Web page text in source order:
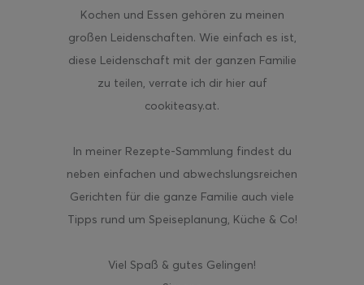
Kochen und Essen gehören zu meinen
großen Leidenschaften. Wie einfach es ist,
diese Leidenschaft mit der ganzen Familie
zu teilen, verrate ich dir hier auf
cookiteasy.at.
In meiner Rezepte-Sammlung findest du
neben einfachen und abwechslungsreichen
Gerichten für die ganze Familie auch viele
Tipps rund um Speiseplanung, Küche & Co!
Viel Spaß & gutes Gelingen!